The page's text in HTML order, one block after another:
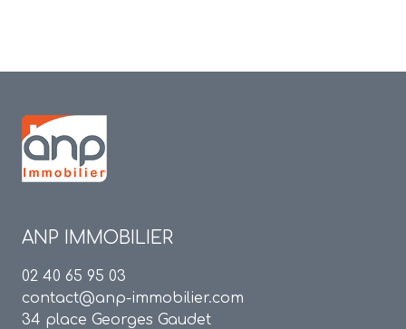
ANP IMMOBILIER
02 40 65 95 03
contact@anp-immobilier.com
34 place Georges Gaudet